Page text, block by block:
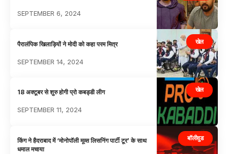
SEPTEMBER 6, 2024
खेल
पैरालंपिक खिलाड़ियों ने मोदी को कहा परम मित्र
SEPTEMBER 14, 2024
खेल
18 अक्टूबर से शुरु होगी प्रो कबड्डी लीग
SEPTEMBER 11, 2024
बॉलीवुड
किंग ने हैदराबाद में ‘मोनोपॉली मूव्स लिसनिंग पार्टी टूर’ के साथ
धमाल मचाया